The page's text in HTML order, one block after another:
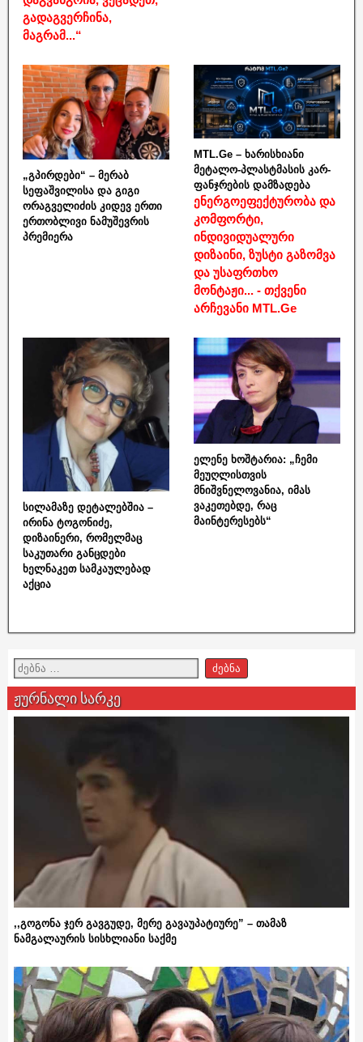
გადაგვერჩინა,
მაგრამ...“
„გპირდები“ – მერაბ
სეფაშვილისა და გიგი
ორაგველიძის კიდევ ერთი
ერთობლივი ნამუშევრის
პრემიერა
MTL.Ge – ხარისხიანი
მეტალო-პლასტმასის კარ-
ფანჯრების დამზადება
ენერგოეფექტურობა და
კომფორტი,
ინდივიდუალური
დიზაინი, ზუსტი გაზომვა
და უსაფრთხო
მონტაჟი... - თქვენი
არჩევანი MTL.Ge
სილამაზე დეტალებშია –
ირინა ტოგონიძე,
დიზაინერი, რომელმაც
საკუთარი განცდები
ხელნაკეთ სამკაულებად
აქცია
ელენე ხოშტარია: „ჩემი
მეუღლისთვის
მნიშვნელოვანია, იმას
ვაკეთებდე, რაც
მაინტერესებს“
ჟურნალი სარკე
,,გოგონა ჯერ გავგუდე, მერე გავაუპატიურე” – თამაზ
ნამგალაურის სისხლიანი საქმე